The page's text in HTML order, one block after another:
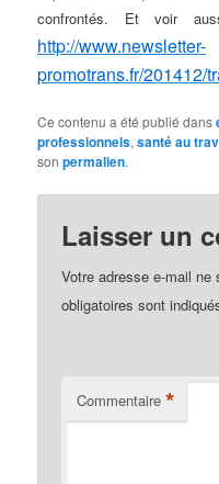
confrontés. Et voir
http://www.newsletter-
promotrans.fr/201412/
Ce contenu a été publié dans
professionnels,santé au
sonpermalien.
Laisser un
Votre adresse e-mail ne
obligatoires sont
Commentaire *